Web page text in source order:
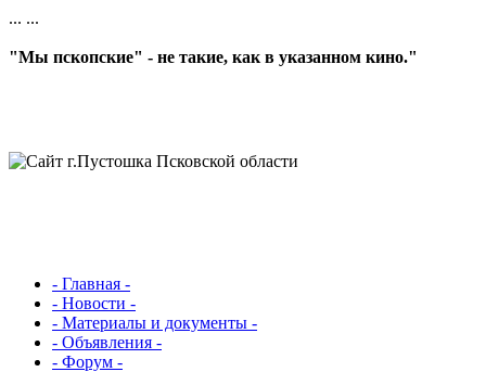
... ...
"Мы пскопские" - не такие, как в указанном кино."
- Главная -
- Новости -
- Материалы и документы -
- Объявления -
- Форум -